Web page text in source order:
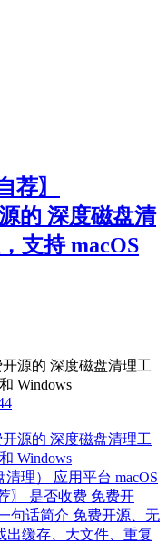
荐〗
的 深度磁盘清
支持 macOS
源的 深度磁盘清理工
Windows
源的 深度磁盘清理工
Windows
理） 应用平台 macOS
〗 是否收费 免费开
句话简介 免费开源、无
出缓存、大文件、重复